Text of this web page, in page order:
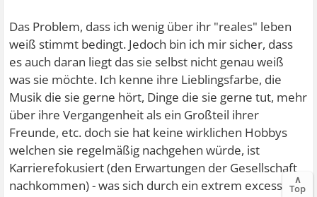
Das Problem, dass ich wenig über ihr "reales" leben
weiß stimmt bedingt. Jedoch bin ich mir sicher, dass
es auch daran liegt das sie selbst nicht genau weiß
was sie möchte. Ich kenne ihre Lieblingsfarbe, die
Musik die sie gerne hört, Dinge die sie gerne tut, mehr
über ihre Vergangenheit als ein Großteil ihrer
Freunde, etc. doch sie hat keine wirklichen Hobbys
welchen sie regelmäßig nachgehen würde, ist
Karrierefokusiert (den Erwartungen der Gesellschaft
nachkommen) - was sich durch ein extrem excessives
∧
Top